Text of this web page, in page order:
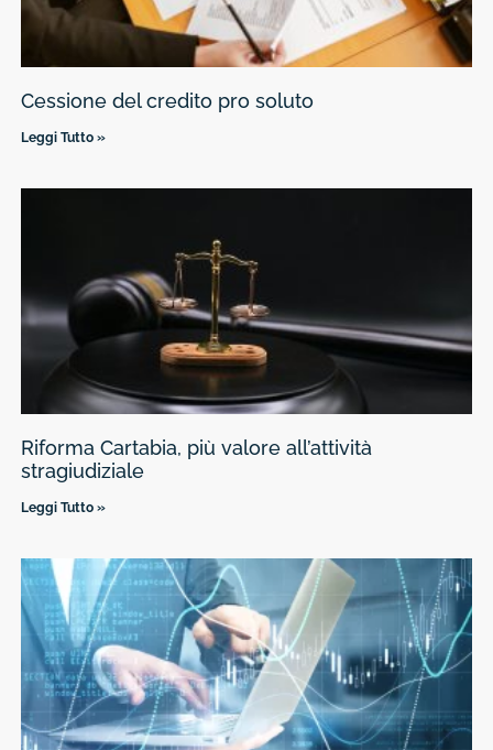
Cessione del credito pro soluto
Leggi Tutto »
Riforma Cartabia, più valore all’attività
stragiudiziale
Leggi Tutto »